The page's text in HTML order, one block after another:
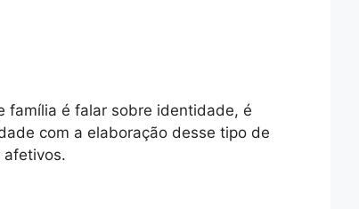
família é falar sobre identidade, é
com a elaboração desse tipo de
afetivos.